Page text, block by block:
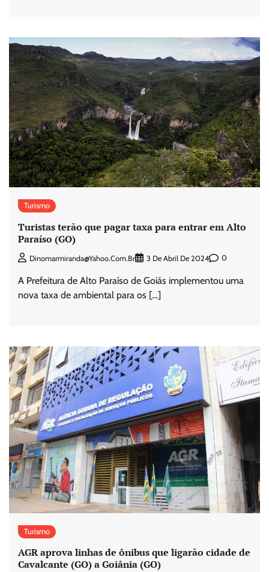
Turismo
Turistas terão que pagar taxa para entrar em Alto
Paraíso (GO)
Dinomarmiranda@yahoo.com.br 3 De Abril De 2024 0
A Prefeitura de Alto Paraíso de Goiás implementou uma
nova taxa de ambiental para os […]
Turismo
AGR aprova linhas de ônibus que ligarão cidade de
Cavalcante (GO) a Goiânia (GO)